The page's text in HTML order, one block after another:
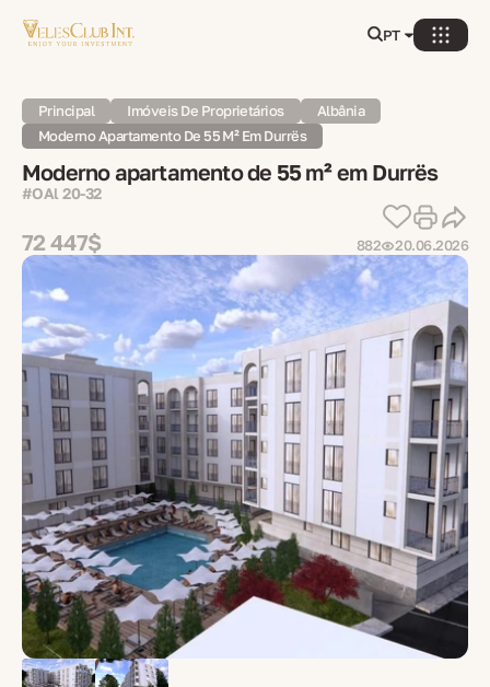
PT
Principal Imóveis De Proprietários
Albânia
Moderno Apartamento De 55 M² Em Durrës
Moderno apartamento de 55 m² em Durrës
#OAl 20-32
72 447$ 882 20.06.2026